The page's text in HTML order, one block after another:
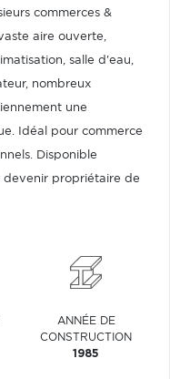
commerces &
aire ouverte,
salle d'eau,
nombreux
une
Idéal pour commerce
Disponible
devenir propriétaire de
ANNÉE DE
CONSTRUCTION
1985